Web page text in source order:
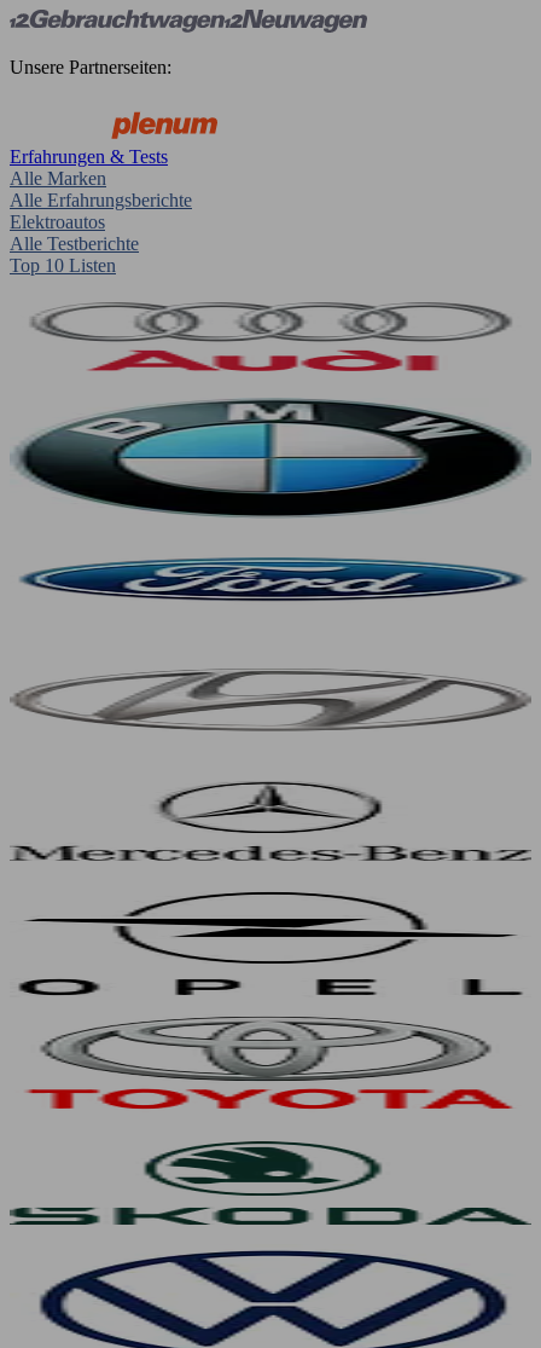
Unsere Partnerseiten:
Erfahrungen & Tests
Alle Marken
Alle Erfahrungsberichte
Elektroautos
Alle Testberichte
Top 10 Listen